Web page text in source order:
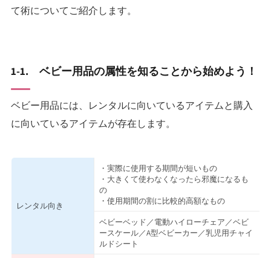
て術についてご紹介します。
1-1. ベビー用品の属性を知ることから始めよう！
ベビー用品には、レンタルに向いているアイテムと購入
に向いているアイテムが存在します。
レンタル向き
・実際に使用する期間が短いもの
・大きくて使わなくなったら邪魔になるも
の
・使用期間の割に比較的高額なもの
ベビーベッド／電動ハイローチェア／ベビ
ースケール／A型ベビーカー／乳児用チャイ
ルドシート